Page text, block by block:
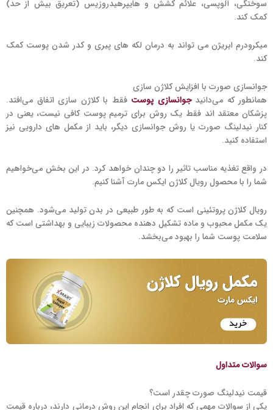
سوختگی، آلوپسی، علائم کشش و هایپرهیدروزیس (تعریق بیش از حد)
کمک کند.
میکرودرم ابریژن می تواند به درمان لکه های پیری و کدر شدن پوست کمک
کند.
جوانسازی صورت با افزایش کلاژن سازی
همانطور که می‌دانیدجوانسازی پوست فقط با کلاژن سازی اتفاق می‌افتد.
پزشکان معتقد اند فقط یک روش برای ترمیم پوست کافی نیست، یعنی در
کنار نیدلینگ صورت یا روش جوانسازی دیگر، باید از مکمل های دارویی نیز
استفاده کنید.
در واقع تغذیه مناسب تاثیر را دو چندان خواهد کرد. در این بخش می‌خواهیم
شما را با محصول رویال کلاژن ایکس مارت آشنا کنیم.
رویال کلاژن پروتئینی است که به طور طبیعی در بدن تولید می‌شود. همچنین
یک مکمل محبوب و ماده تشکیل دهنده محصولات زیبایی و بهداشتی است که
سلامت پوست شما را بهبود می‌بخشد.
سوالات متداول
قیمت نیدلینگ صورت چقدر است؟
یکی از سوالات مهمی که افراد برای انجام این روش درمانی دارند، درباره قیمت